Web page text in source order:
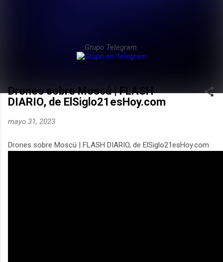
Grupo Telegram:
Drones sobre Moscú | FLASH
DIARIO, de ElSiglo21esHoy.com
mayo 31, 2023
Drones sobre Moscú | FLASH DIARIO, de ElSiglo21esHoy.com